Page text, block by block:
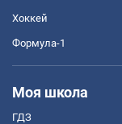
Хоккей
Формула-1
Моя школа
ГДЗ